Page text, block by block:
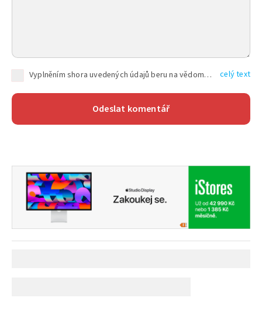
Vyplněním shora uvedených údajů beru na vědomí, že společnost TEXT FACTORY s.r.o., sídlem Brno, Durďákova 336/29, Černá Pole, PSČ: 613 00, IČ: 06157831, zapsané u Krajského soudu v Brně, oddíl C, vložka 100399, bude zpracovávat mé osobní údaje uvedené v rámci mnou vyplněného registračního formuláře na základě oprávněných zájmů TEXT FACTORY s.r.o. dle čl. 6 odst. 1 písm. f) GDPR a pro splnění právních povinností (čl. 6 odst. 1 písm. c) GDPR), a to pro tyto účely: nezbytnost zajistit oprávnění návštěvníka webových stránek provozovaných společností TEXT FACTORY s.r.o. přispívat aktivně ke zveřejněným článkům nebo v rámci diskusních fór a výkon práv TEXT FACTORY s.r.o. jako administrátora těchto diskusních fór. Více informací o zpracování osobních údajů a právech lze nalézt v celý text